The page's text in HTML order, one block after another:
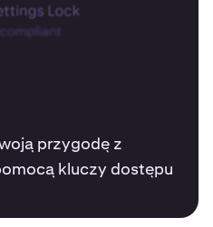
przygodę z
kluczy dostępu